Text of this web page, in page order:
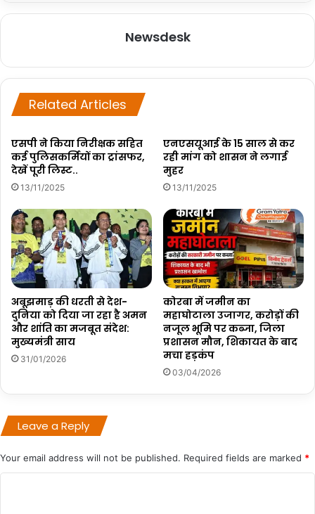
Newsdesk
Related Articles
एसपी ने किया निरीक्षक सहित
कई पुलिसकर्मियों का ट्रांसफर,
देखें पूरी लिस्ट..
13/11/2025
एनएसयूआई के 15 साल से कर
रही मांग को शासन ने लगाई
मुहर
13/11/2025
अबूझमाड़ की धरती से देश-
दुनिया को दिया जा रहा है अमन
और शांति का मजबूत संदेश:
मुख्यमंत्री साय
31/01/2026
कोरबा में जमीन का
महाघोटाला उजागर, करोड़ों की
नजूल भूमि पर कब्जा, जिला
प्रशासन मौन, शिकायत के बाद
मचा हड़कंप
03/04/2026
Leave a Reply
Your email address will not be published. Required fields are marked *